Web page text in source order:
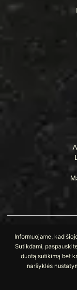
© Visos
Informuojame, kad
Sutikdami,
duotą sutikimą bet
naršyklės